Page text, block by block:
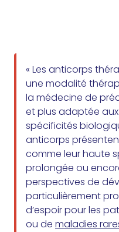
« Les anticorps
une modalité
la médecine de
et plus adaptée
spécificités
anticorps
comme leur haute
prolongée ou
perspectives de
particulièrement
d’espoir pour les
ou de maladies